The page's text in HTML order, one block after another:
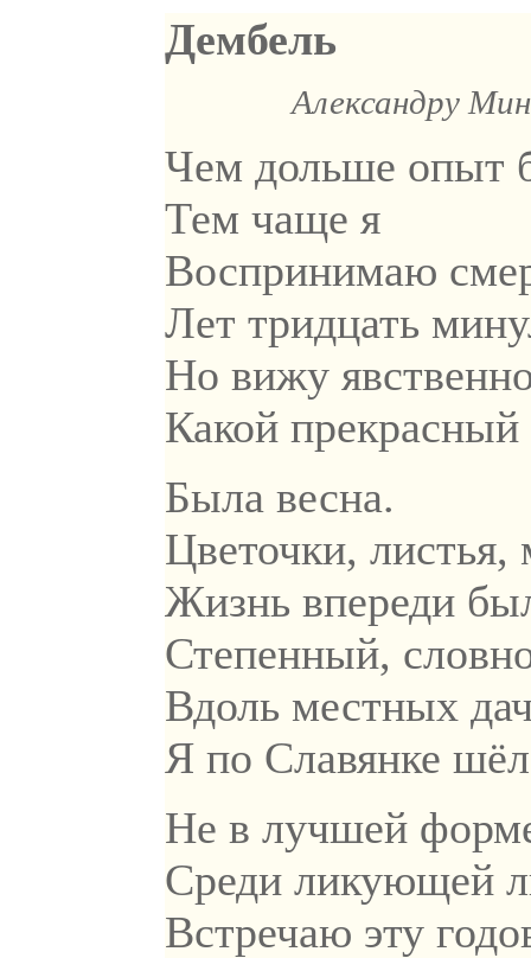
Дембель
Александру
Чем дольше опыт
Тем чаще я
Воспринимаю
Лет тридцать
Но вижу
Какой
Была весна.
Цветочки, листья,
Жизнь впереди
Степенный,
Вдоль местных
Я по Славянке
Не в лучшей
Среди ликующей
Встречаю эту